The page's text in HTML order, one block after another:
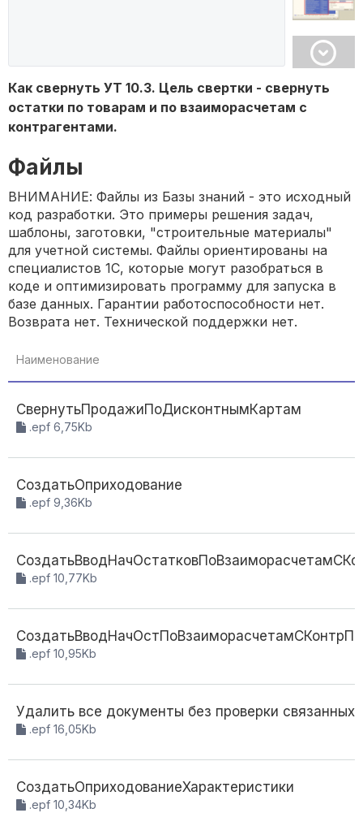
Как свернуть УТ 10.3. Цель свертки - свернуть
остатки по товарам и по взаиморасчетам с
контрагентами.
Файлы
ВНИМАНИЕ: Файлы из Базы знаний - это исходный
код разработки. Это примеры решения задач,
шаблоны, заготовки, "строительные материалы"
для учетной системы. Файлы ориентированы на
специалистов 1С, которые могут разобраться в
коде и оптимизировать программу для запуска в
базе данных. Гарантии работоспособности нет.
Возврата нет. Технической поддержки нет.
Наименование
СвернутьПродажиПоДисконтнымКартам
.epf 6,75Kb
СоздатьОприходование
.epf 9,36Kb
.epf 10,77Kb
.epf 10,95Kb
Удалить все документы без проверки связанных
.epf 16,05Kb
СоздатьОприходованиеХарактеристики
.epf 10,34Kb